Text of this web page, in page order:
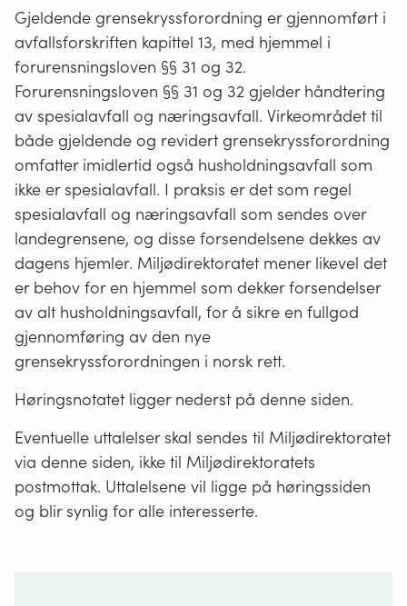
Gjeldende grensekryssforordning er gjennomført i
avfallsforskriften kapittel 13, med hjemmel i
forurensningsloven §§ 31 og 32.
Forurensningsloven §§ 31 og 32 gjelder håndtering
av spesialavfall og næringsavfall. Virkeområdet til
både gjeldende og revidert grensekryssforordning
omfatter imidlertid også husholdningsavfall som
ikke er spesialavfall. I praksis er det som regel
spesialavfall og næringsavfall som sendes over
landegrensene, og disse forsendelsene dekkes av
dagens hjemler. Miljødirektoratet mener likevel det
er behov for en hjemmel som dekker forsendelser
av alt husholdningsavfall, for å sikre en fullgod
gjennomføring av den nye
grensekryssforordningen i norsk rett.
Høringsnotatet ligger nederst på denne siden.
Eventuelle uttalelser skal sendes til Miljødirektoratet
via denne siden, ikke til Miljødirektoratets
postmottak. Uttalelsene vil ligge på høringssiden
og blir synlig for alle interesserte.